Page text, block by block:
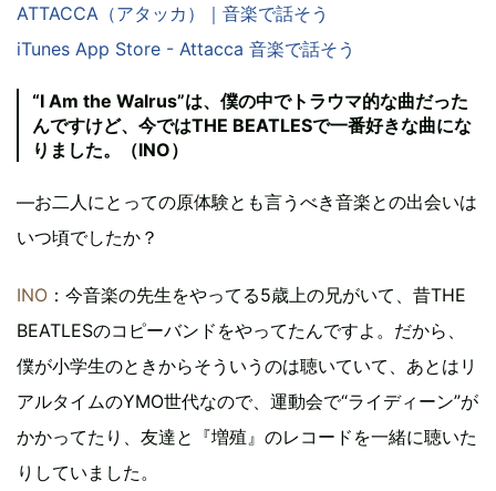
ATTACCA（アタッカ）｜音楽で話そう
iTunes App Store - Attacca 音楽で話そう
“I Am the Walrus”は、僕の中でトラウマ的な曲だった
んですけど、今ではTHE BEATLESで一番好きな曲にな
りました。（INO）
―お二人にとっての原体験とも言うべき音楽との出会いは
いつ頃でしたか？
INO ：今音楽の先生をやってる5歳上の兄がいて、昔THE
BEATLESのコピーバンドをやってたんですよ。だから、
僕が小学生のときからそういうのは聴いていて、あとはリ
アルタイムのYMO世代なので、運動会で“ライディーン”が
かかってたり、友達と『増殖』のレコードを一緒に聴いた
りしていました。